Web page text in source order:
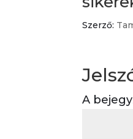
Szerző:
A